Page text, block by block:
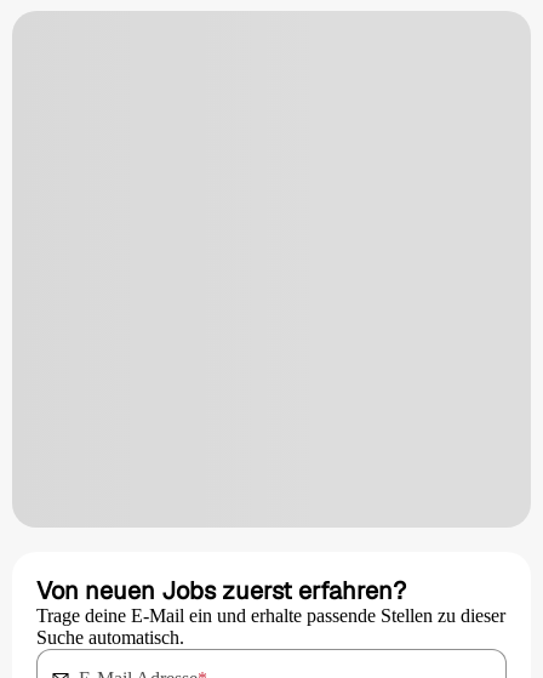
Von neuen Jobs zuerst erfahren?
Trage deine E-Mail ein und erhalte passende Stellen zu dieser
Suche automatisch.